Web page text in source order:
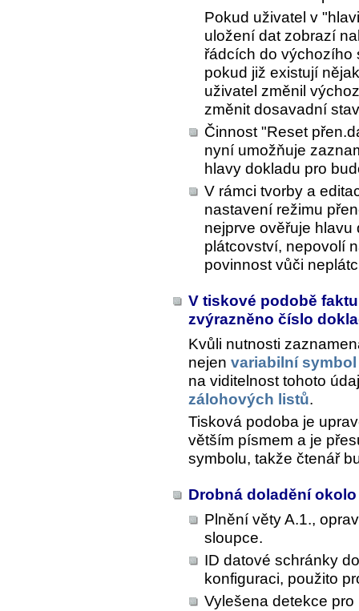
Pokud uživatel v
uložení dat zobrazí
řádcích do výchozího
pokud již existují
uživatel změnil
změnit dosavadní
Činnost "Reset
nyní umožňuje
hlavy dokladu pro
V rámci tvorby a
nastavení režimu
nejprve ověřuje hlavu
plátcovství, nepovolí
povinnost vůči
V tiskové podobě
zvýrazněno číslo
Kvůli nutnosti
nejen variabilní symbol
na viditelnost tohoto
zálohových listů.
Tisková podoba je
větším písmem a je
symbolu, takže čtenář
Drobná doladění
Plnění věty A.1.,
sloupce.
ID datové schránky
konfiguraci, použito
Vylešena detekce